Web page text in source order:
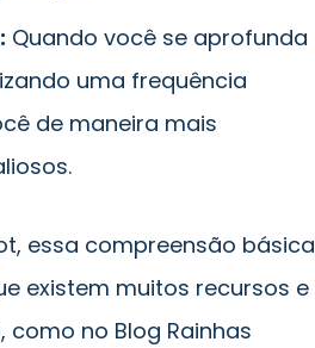
Quando você se aprofunda
uma frequência
de maneira mais
essa compreensão básica
existem muitos recursos e
no Blog Rainhas